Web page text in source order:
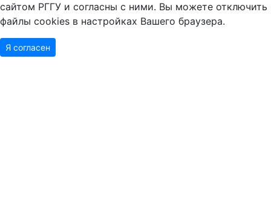
сайтом РГГУ и согласны с ними. Вы можете отключить
файлы cookies в настройках Вашего браузера.
Я согласен